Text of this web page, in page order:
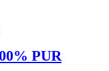
PUR